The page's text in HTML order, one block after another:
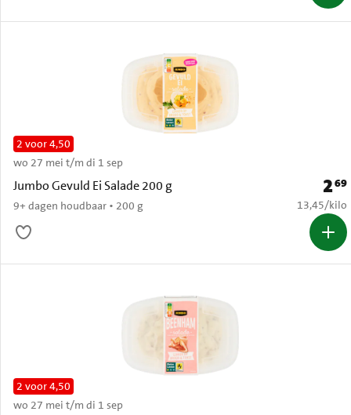
Jumbo Gevuld Ei Salade 200 g
9+ dagen houdbaar • 200 g
2 voor 4,50
wo 27 mei t/m di 1 sep
269
€ 13,45
13,45/kilo
2 voor 4,50
wo 27 mei t/m di 1 sep